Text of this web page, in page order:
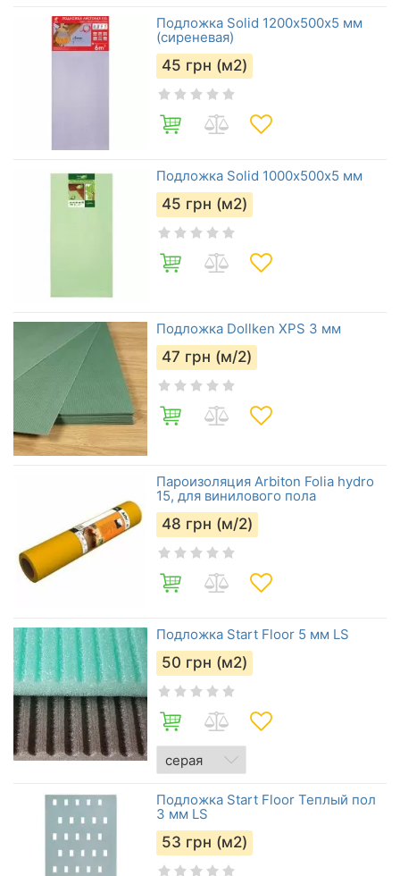
Подложка Solid 1200х500х5 мм
(сиреневая)
45 грн (м2)
Подложка Solid 1000х500х5 мм
45 грн (м2)
Подложка Dollken XPS 3 мм
47 грн (м/2)
Пароизоляция Arbiton Folia hydro
15, для винилового пола
48 грн (м/2)
Подложка Start Floor 5 мм LS
50 грн (м2)
Подложка Start Floor Теплый пол
3 мм LS
53 грн (м2)